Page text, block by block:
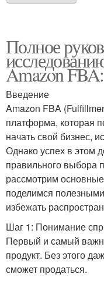
Полное
Amazon
Введение
Amazon FBA
платформа, которая
начать свой бизнес,
Однако успех в этом
правильного выбора
рассмотрим
поделимся
избежать
Шаг 1: Понимание
Первый и самый
продукт. Без этого
сможет продаться.